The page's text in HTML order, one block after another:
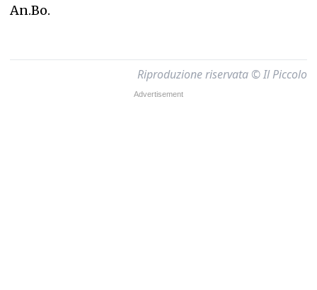
An.Bo.
Riproduzione riservata © Il Piccolo